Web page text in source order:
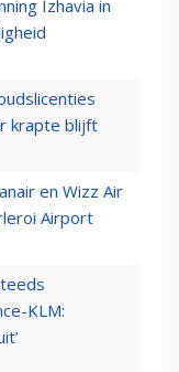
Izhavia in
krapte blijft
en Wizz Air
Airport
KLM: